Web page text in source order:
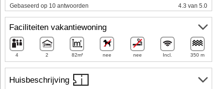
Huisbeschrijving
Gebaseerd op 10 antwoorden 4.3 van 5.0
Faciliteiten vakantiewoning
4 2 82m² nee nee Incl. 350 m